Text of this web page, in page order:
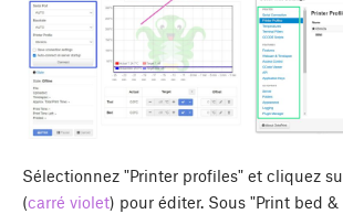
Sélectionnez "Printer profiles" et cliquez
(carré violet) pour éditer. Sous "Print bed